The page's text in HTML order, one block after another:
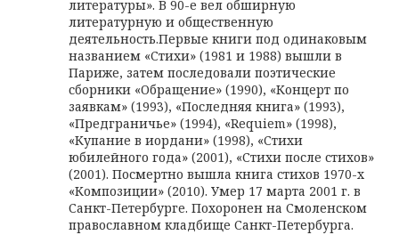
литературы». В 90-е вел обширную
литературную и общественную
деятельность.Первые книги под одинаковым
названием «Стихи» (1981 и 1988) вышли в
Париже, затем последовали поэтические
сборники «Обращение» (1990), «Концерт по
заявкам» (1993), «Последняя книга» (1993),
«Предграничье» (1994), «Requiem» (1998),
«Купание в иордани» (1998), «Стихи
юбилейного года» (2001), «Стихи после стихов»
(2001). Посмертно вышла книга стихов 1970-х
«Композиции» (2010). Умер 17 марта 2001 г. в
Санкт-Петербурге. Похоронен на Смоленском
православном кладбище Санкт-Петербурга.